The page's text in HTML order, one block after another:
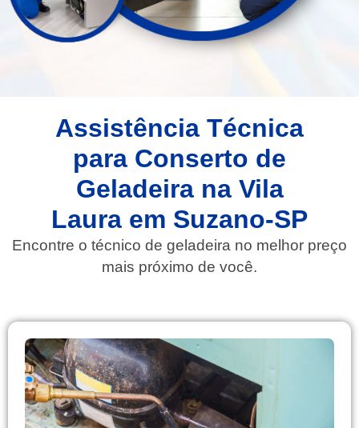
Assistência Técnica
para Conserto de
Geladeira na Vila
Laura em Suzano-SP
Encontre o técnico de geladeira no melhor preço
mais próximo de você.